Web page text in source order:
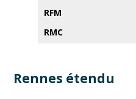
RFM
RMC
Rennes étendu